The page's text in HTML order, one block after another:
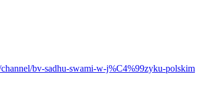
bv-sadhu-swami-w-j%C4%99zyku-polskim